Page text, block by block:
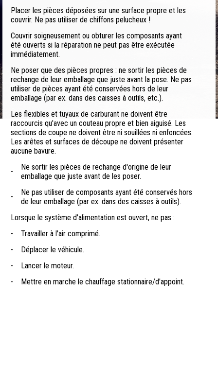
Placer les pièces déposées sur une surface propre et les
couvrir. Ne pas utiliser de chiffons pelucheux !
Couvrir soigneusement ou obturer les composants ayant
été ouverts si la réparation ne peut pas être exécutée
immédiatement.
Ne poser que des pièces propres : ne sortir les pièces de
rechange de leur emballage que juste avant la pose. Ne pas
utiliser de pièces ayant été conservées hors de leur
emballage (par ex. dans des caisses à outils, etc.).
Les flexibles et tuyaux de carburant ne doivent être
raccourcis qu'avec un couteau propre et bien aiguisé. Les
sections de coupe ne doivent être ni souillées ni enfoncées.
Les arêtes et surfaces de découpe ne doivent présenter
aucune bavure.
-
Ne sortir les pièces de rechange d'origine de leur
emballage que juste avant de les poser.
-
Ne pas utiliser de composants ayant été conservés hors
de leur emballage (par ex. dans des caisses à outils).
Lorsque le système d'alimentation est ouvert, ne pas :
-
Travailler à l'air comprimé.
-
Déplacer le véhicule.
-
Lancer le moteur.
-
Mettre en marche le chauffage stationnaire/d'appoint.